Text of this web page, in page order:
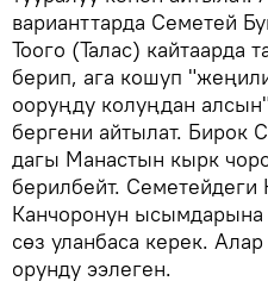
варианттарда Семетей
Тоого (Талас) кайтаарда
берип, ага кошуп
ооруңду колуңдан
бергени айтылат. Бирок
дагы Манастын кырк
берилбейт. Семетейдеги
Канчоронун
сөз уланбаса керек.
орунду ээлеген.